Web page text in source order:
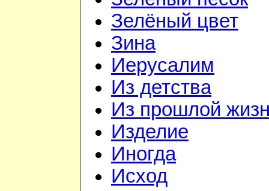
Зелёный цвет
Зина
Иерусалим
Из детства
Из прошлой
Изделие
Иногда
Исход